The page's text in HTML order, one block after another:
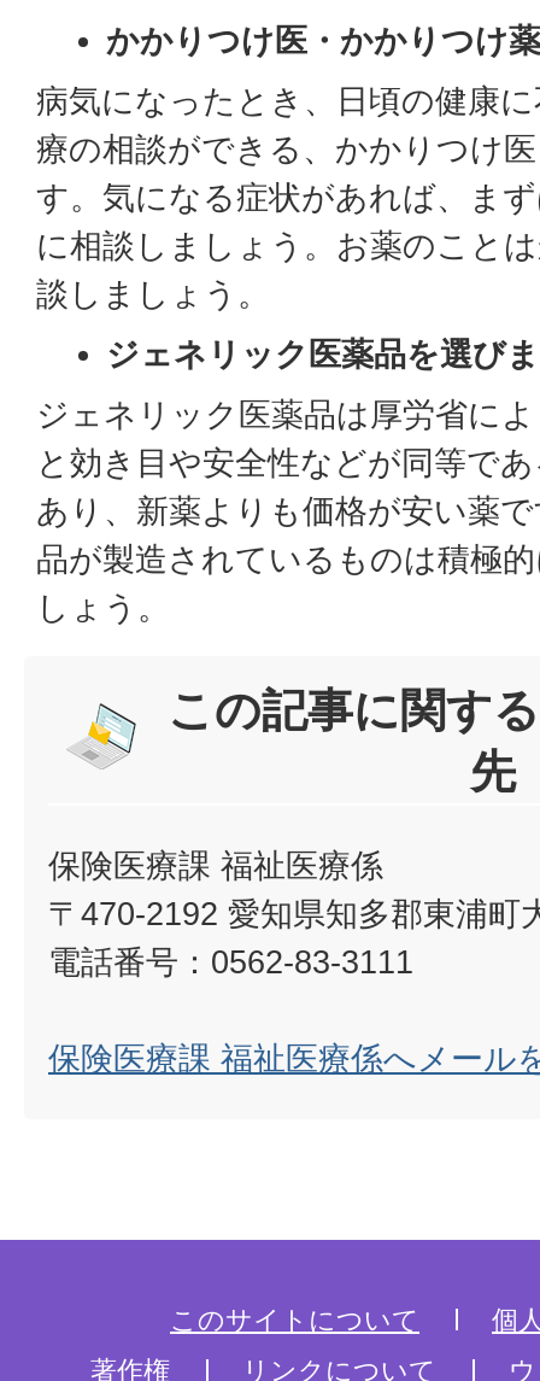
かかりつけ医・かかりつけ
病気になったとき、日頃の健康
療の相談ができる、かかりつけ
す。気になる症状があれば、ま
に相談しましょう。お薬のこと
談しましょう。
ジェネリック医薬品を選び
ジェネリック医薬品は厚労省に
と効き目や安全性などが同等で
あり、新薬よりも価格が安い薬
品が製造されているものは積極
しょう。
この記事に関す
先
保険医療課 福祉医療係
〒470-2192 愛知県知多郡東浦町
電話番号：0562-83-3111
保険医療課 福祉医療係へメール
このサイトについて
個
著作権
リンクについて